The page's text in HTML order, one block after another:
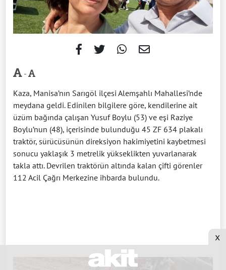
-
Kaza, Manisa’nın Sarıgöl ilçesi Alemşahlı Mahallesi’nde
meydana geldi. Edinilen bilgilere göre, kendilerine ait
üzüm bağında çalışan Yusuf Boylu (53) ve eşi Raziye
Boylu’nun (48), içerisinde bulunduğu 45 ZF 634 plakalı
traktör, sürücüsünün direksiyon hakimiyetini kaybetmesi
sonucu yaklaşık 3 metrelik yükseklikten yuvarlanarak
takla attı. Devrilen traktörün altında kalan çifti görenler
112 Acil Çağrı Merkezine ihbarda bulundu.
x